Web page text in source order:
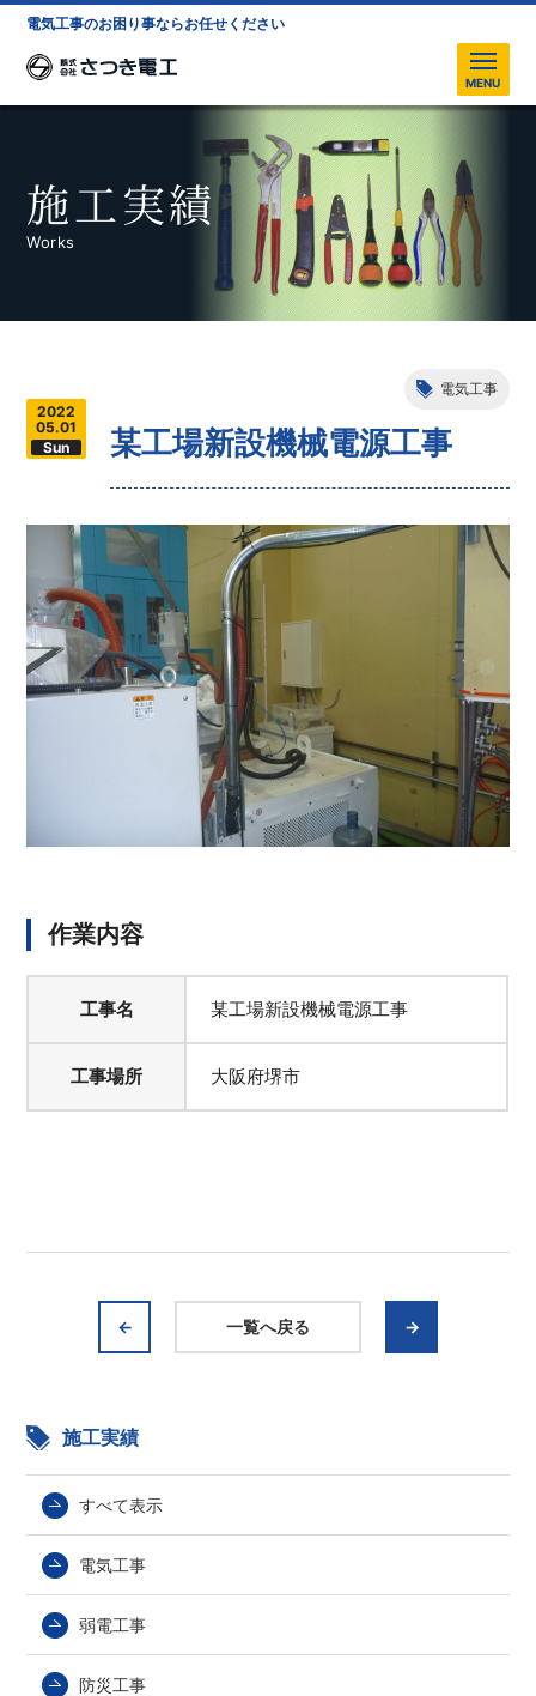
電気工事のお困り事ならお任せください
MENU
施工実績
Works
2022
05.01
Sun
某工場新設機械電源工事
電気工事
作業内容
工事名 某工場新設機械電源工事
工事場所 大阪府堺市
← 一覧へ戻る →
施工実績
すべて表示
電気工事
弱電工事
防災工事